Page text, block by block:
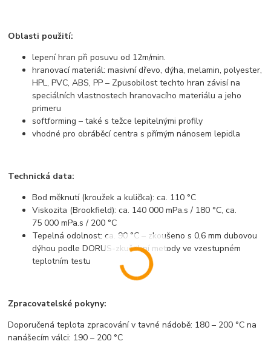
Oblasti použití:
lepení hran při posuvu od 12m/min.
hranovací materiál: masivní dřevo, dýha, melamin, polyester,
HPL, PVC, ABS, PP – Zpusobilost techto hran závisí na
speciálních vlastnostech hranovacího materiálu a jeho
primeru
softforming – také s težce lepitelnými profily
vhodné pro obráběcí centra s přímým nánosem lepidla
Technická data:
Bod měknutí (kroužek a kulička): ca. 110 °C
Viskozita (Brookfield): ca. 140 000 mPa.s / 180 °C, ca.
75 000 mPa.s / 200 °C
Tepelná odolnost: ca. 90 °C – zkoušeno s 0,6 mm dubovou
dýhou podle DORUS-zkušební metody ve vzestupném
teplotním testu
Zpracovatelské pokyny:
Doporučená teplota zpracování v tavné nádobě: 180 – 200 °C na
nanášecím válci: 190 – 200 °C